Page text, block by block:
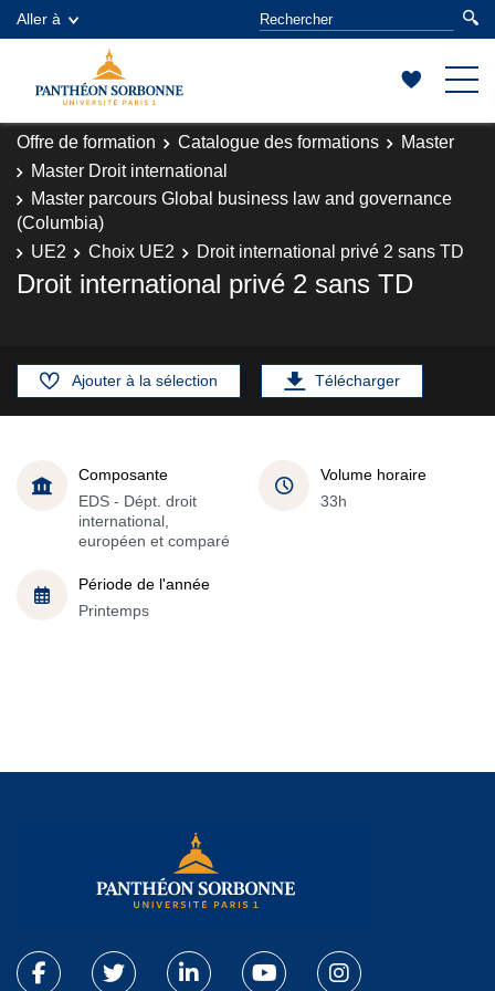
Aller à
Offre de formation Catalogue des formations
Master
Master Droit international
Master parcours Global business law and governance
(Columbia)
UE2
Choix UE2 Droit international privé 2 sans TD
Droit international privé 2 sans TD
Ajouter à la sélection Télécharger
Composante
EDS - Dépt. droit
international,
européen et comparé
Volume horaire
33h
Période de l'année
Printemps